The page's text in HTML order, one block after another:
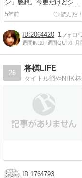
ン」感想。今更だけどシン
プルに面白かった！
5年前
2064420 1
週間IN:10 週間OUT:0 月
26
将棋LIFE
1764793